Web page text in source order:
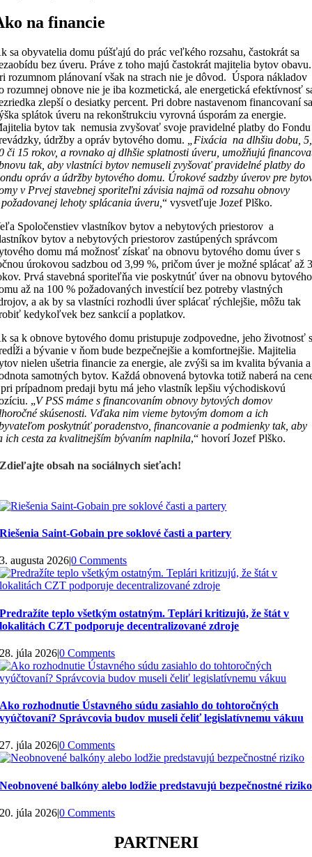
na financie
sa obyvatelia domu púšťajú do prác veľkého rozsahu, častokrát sa
bez úveru. Práve z toho majú častokrát majitelia bytov obavu.
rozumnom plánovaní však na strach nie je dôvod. Úspora nákladov
rozumnej obnove nie je iba kozmetická, ale energetická efektívnosť
zlepší o desiatky percent. Pri dobre nastavenom financovaní
splátok úveru na rekonštrukciu vyrovná úsporám za energie.
bytov tak nemusia zvyšovať svoje pravidelné platby do Fondu
údržby a opráv bytového domu.
„Fixácia na dlhšiu dobu, 5,
či 15 rokov, a rovnako aj dlhšie splatnosti úveru, umožňujú
tak, aby vlastníci bytov nemuseli zvyšovať pravidelné platby do
opráv a údržby bytového domu. Úrokové sadzby úverov pre
v Prvej stavebnej sporiteľni závisia najmä od rozsahu obnovy
lehoty splácania úveru,“ vysvetľuje Jozef Plško.
Spoločenstiev vlastníkov bytov a nebytových priestorov a
bytov a nebytových priestorov zastúpených správcom
domu má možnosť získať na obnovu bytového domu úver s
úrokovou sadzbou od 3,99 %, pričom úver je možné splácať až
Prvá stavebná sporiteľňa vie poskytnúť úver na obnovu bytového
až na 100 % požadovaných investícií bez potreby vlastných
a ak by sa vlastníci rozhodli úver splácať rýchlejšie, môžu tak
kedykoľvek bez sankcií a poplatkov.
sa k obnove bytového domu pristupuje zodpovedne, jeho životnosť
a bývanie v ňom bude bezpečnejšie a komfortnejšie. Majitelia
nielen ušetria financie za energie, ale zvýši sa im kvalita bývania a
samotných bytov. Každá obnovená bytovka totiž naberá na
prípadnom predaji bytu má jeho vlastník lepšiu východiskovú
„V PSS máme s financovaním obnovy bytových domov
skúsenosti. Vďaka nim vieme bytovým domom a ich
poskytnúť poradenstvo, financovanie a podmienky tak, aby
ich cesta za kvalitnejším bývaním naplnila,“ hovorí Jozef Plško.
Zdieľajte obsah na sociálnych sieťach!
Riešenia Saint-Gobain pre soklové časti a partery
3. augusta 2026|0 Comments
Predražíte teplo všetkým ostatným. Teplári kritizujú, že štát v
lokalitách CZT podporuje decentralizované zdroje
28. júla 2026|0 Comments
Ako rozhodnutie Ústavného súdu zasiahlo do tohtoročných
vyúčtovaní? Správcovia budov museli čeliť legislatívnemu vákuu
27. júla 2026|0 Comments
Neobnovené balkóny alebo lodžie predstavujú bezpečnostné riziko
20. júla 2026|0 Comments
PARTNERI